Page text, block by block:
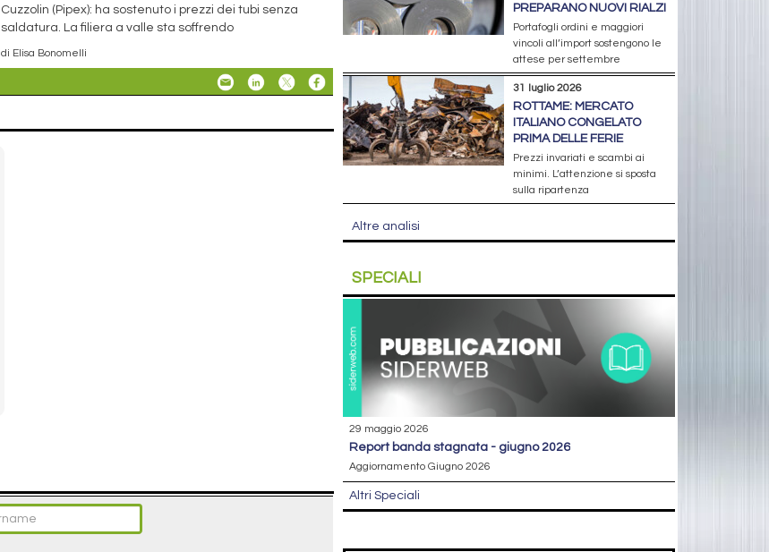
Cuzzolin (Pipex): ha sostenuto i prezzi dei tubi senza
saldatura. La filiera a valle sta soffrendo
di Elisa Bonomelli
PREPARANO NUOVI RIALZI
Portafogli ordini e maggiori
vincoli all’import sostengono le
attese per settembre
31 luglio 2026
ROTTAME: MERCATO
ITALIANO CONGELATO
PRIMA DELLE FERIE
Prezzi invariati e scambi ai
minimi. L’attenzione si sposta
sulla ripartenza
Altre analisi
SPECIALI
29 maggio 2026
report banda stagnata - giugno 2026
Aggiornamento Giugno 2026
Altri Speciali